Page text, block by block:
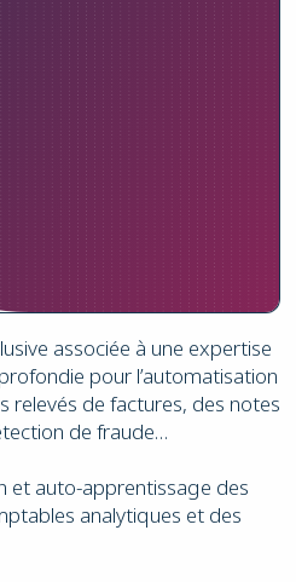
associée à une expertise
pour l’automatisation
relevés de factures, des notes
de fraude…
et auto-apprentissage des
analytiques et des